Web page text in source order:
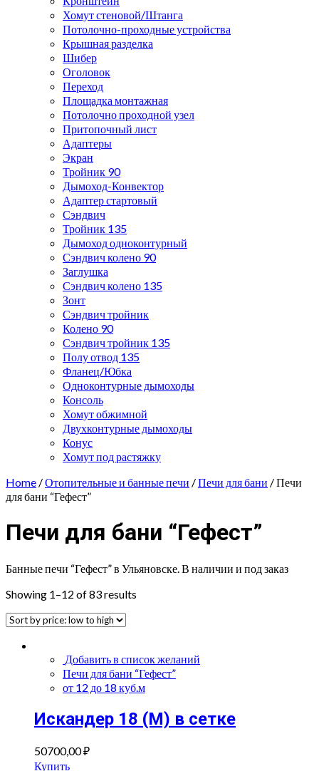
Хомут стеновой/Штанга
Потолочно-проходные устройства
Крышная разделка
Шибер
Оголовок
Переход
Площадка монтажная
Потолочно проходной узел
Притопочный лист
Адаптеры
Экран
Тройник 90
Дымоход-Конвектор
Адаптер стартовый
Сэндвич
Тройник 135
Дымоход одноконтурный
Сэндвич колено 90
Заглушка
Сэндвич колено 135
Зонт
Сэндвич тройник
Колено 90
Сэндвич тройник 135
Полу отвод 135
Фланец/Юбка
Одноконтурные дымоходы
Консоль
Хомут обжимной
Двухконтурные дымоходы
Конус
Хомут под растяжку
Home /Отопительные и банные печи /Печи для бани / Печи
для бани “Гефест”
Печи для бани “Гефест”
Банные печи “Гефест” в Ульяновске. В наличии и под заказ
Showing 1–12 of 83 results
Добавить в список желаний
Печи для бани “Гефест”
от 12 до 18 куб.м
Искандер 18 (М) в сетке
50700,00₽
Купить